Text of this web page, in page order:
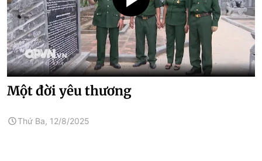
Một đời yêu thương
Thứ Ba, 12/8/2025